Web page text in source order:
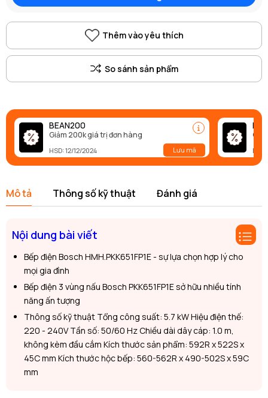
Thêm vào yêu thích
BEAN200
Giảm 200k giá trị đơn hàng
HSD: 12/12/2024 Lưu mã
Mô tả Thông số kỹ thuật Đánh giá
Nội dung bài viết
Bếp điện Bosch HMH.PKK651FP1E - sự lựa chọn hợp lý cho
mọi gia đình
Bếp điện 3 vùng nấu Bosch PKK651FP1E sở hữu nhiều tính
năng ấn tượng
Thông số kỹ thuật Tổng công suất: 5.7 kW Hiệu điện thế:
220 - 240V Tần số: 50/60 Hz Chiều dài dây cáp: 1.0 m,
không kèm đầu cắm Kích thước sản phẩm: 592R x 522S x
45C mm Kích thước hộc bếp: 560-562R x 490-502S x 59C
mm